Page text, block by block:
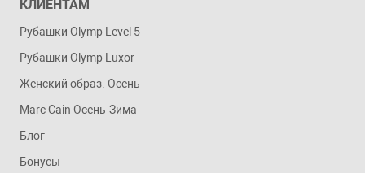
КЛИЕНТАМ
Рубашки Olymp Level 5
Рубашки Olymp Luxor
Женский образ. Осень
Marc Cain Осень-Зима
Блог
Бонусы